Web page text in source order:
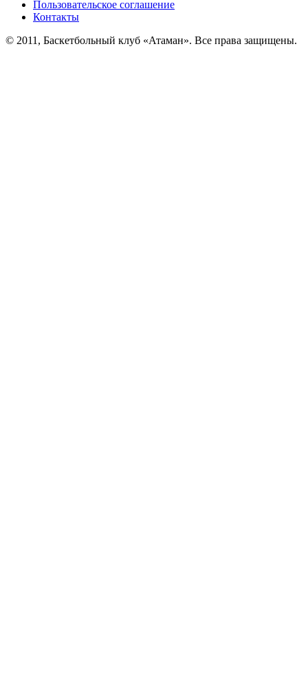
Пользовательское соглашение
Контакты
© 2011, Баскетбольный клуб «Атаман». Все права защищены.